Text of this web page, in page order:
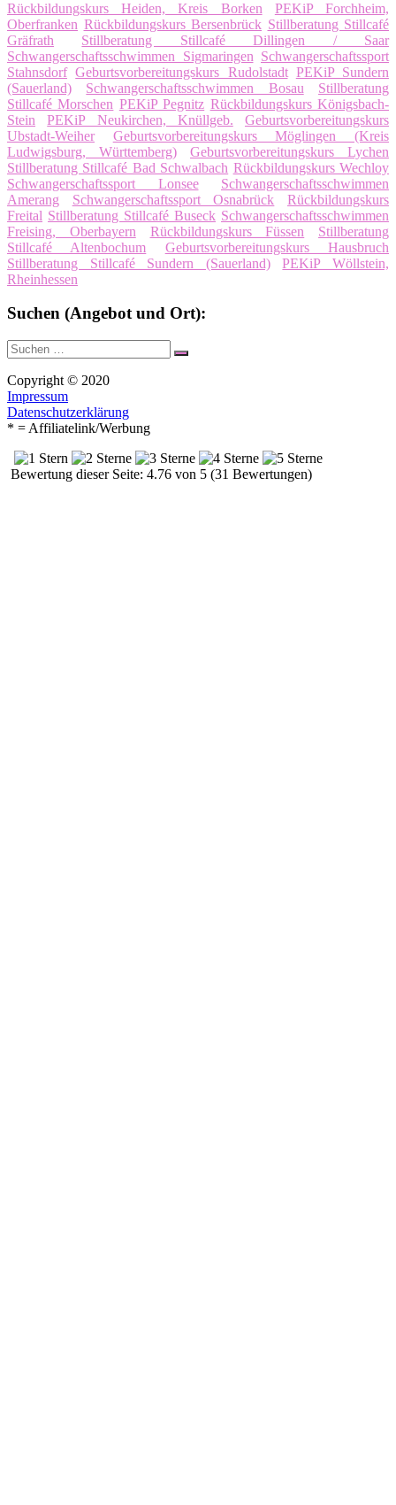
Rückbildungskurs Heiden, Kreis Borken
PEKiP Forchheim,
Oberfranken Rückbildungskurs Bersenbrück Stillberatung Stillcafé
Gräfrath
Stillberatung Stillcafé Dillingen / Saar
Schwangerschaftsschwimmen Sigmaringen Schwangerschaftssport
Stahnsdorf Geburtsvorbereitungskurs Rudolstadt PEKiP Sundern
(Sauerland)
Schwangerschaftsschwimmen Bosau
Stillberatung
Stillcafé Morschen PEKiP Pegnitz Rückbildungskurs Königsbach-
Stein
PEKiP Neukirchen, Knüllgeb.
Geburtsvorbereitungskurs
Ubstadt-Weiher
Geburtsvorbereitungskurs Möglingen (Kreis
Ludwigsburg, Württemberg)
Geburtsvorbereitungskurs Lychen
Stillberatung Stillcafé Bad Schwalbach Rückbildungskurs Wechloy
Schwangerschaftssport Lonsee
Schwangerschaftsschwimmen
Amerang
Schwangerschaftssport Osnabrück
Rückbildungskurs
Freital Stillberatung Stillcafé Buseck Schwangerschaftsschwimmen
Freising, Oberbayern
Rückbildungskurs Füssen
Stillberatung
Stillcafé Altenbochum
Geburtsvorbereitungskurs Hausbruch
Stillberatung Stillcafé Sundern (Sauerland)
PEKiP Wöllstein,
Rheinhessen
Suchen (Angebot und Ort):
Suche
nach:
Suchen
Copyright © 2020
Impressum
Datenschutzerklärung
* = Affiliatelink/Werbung
Bewertung dieser Seite: 4.76 von 5 (31 Bewertungen)